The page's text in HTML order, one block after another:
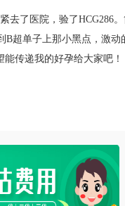
去了医院，验了HCG286
B超单子上那小黑点，激
传递我的好孕给大家吧！